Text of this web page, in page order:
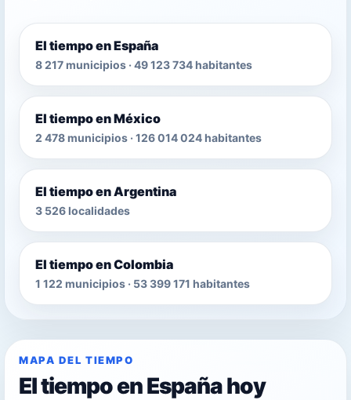
El tiempo en España
8 217 municipios · 49 123 734 habitantes
El tiempo en México
2 478 municipios · 126 014 024 habitantes
El tiempo en Argentina
3 526 localidades
El tiempo en Colombia
1 122 municipios · 53 399 171 habitantes
MAPA DEL TIEMPO
El tiempo en España hoy